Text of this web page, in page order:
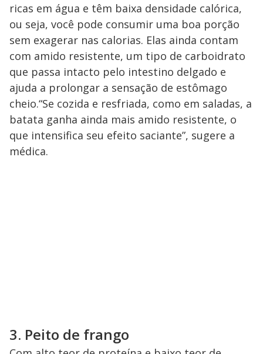
ricas em água e têm baixa densidade calórica,
ou seja, você pode consumir uma boa porção
sem exagerar nas calorias. Elas ainda contam
com amido resistente, um tipo de carboidrato
que passa intacto pelo intestino delgado e
ajuda a prolongar a sensação de estômago
cheio.“Se cozida e resfriada, como em saladas, a
batata ganha ainda mais amido resistente, o
que intensifica seu efeito saciante”, sugere a
médica.
3. Peito de frango